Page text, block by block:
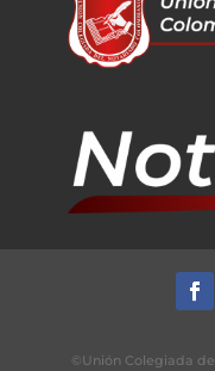
©Unión Colegiada